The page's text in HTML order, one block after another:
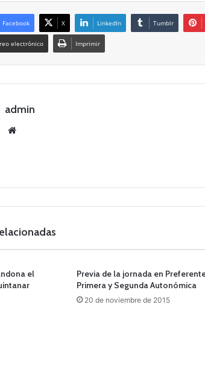
Facebook X LinkedIn Tumblr
electrónico Imprimir
admin
el
Previa de la jornada en
Primera y Segunda Autonómica
20 de noviembre de 2015